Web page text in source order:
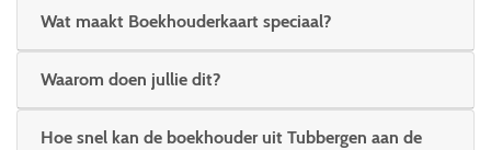
Wat maakt Boekhouderkaart speciaal?
Waarom doen jullie dit?
Hoe snel kan de boekhouder uit Tubbergen aan de